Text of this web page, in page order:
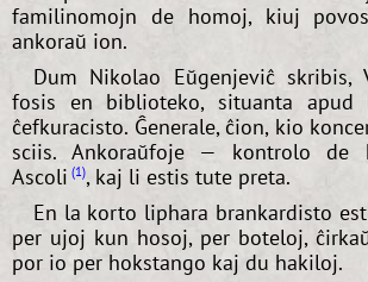
familinomojn de homoj, kiuj
ankoraŭ ion.
Dum Nikolao Eŭgenjeviĉ skribis,
fosis en biblioteko, situanta
ĉefkuracisto. Ĝenerale, ĉion, kio
sciis. Ankoraŭfoje — kontrolo de
Ascoli 1 , kaj li estis tute preta.
En la korto liphara brankardisto
per ujoj kun hosoj, per boteloj,
por io per hokstango kaj du hakiloj.